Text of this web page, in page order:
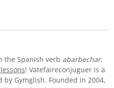
the Spanish verb abarbechar,
! Vatefaireconjuguer is a
Gymglish. Founded in 2004,